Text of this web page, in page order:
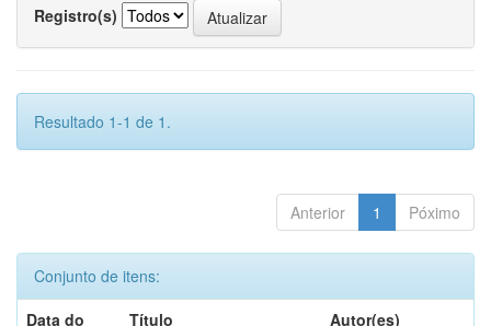
Registro(s)
Resultado 1-1 de 1.
Anterior 1 Póximo
Conjunto de itens:
Data do
Título Autor(es)